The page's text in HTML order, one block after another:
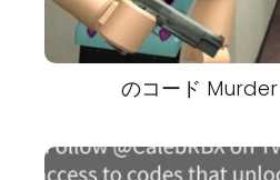
のコード